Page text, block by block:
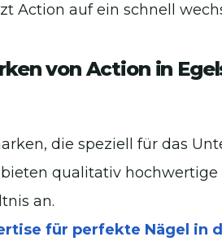
Action auf ein schnell
von Action in
die speziell für das
qualitativ
an.
für perfekte Nägel in